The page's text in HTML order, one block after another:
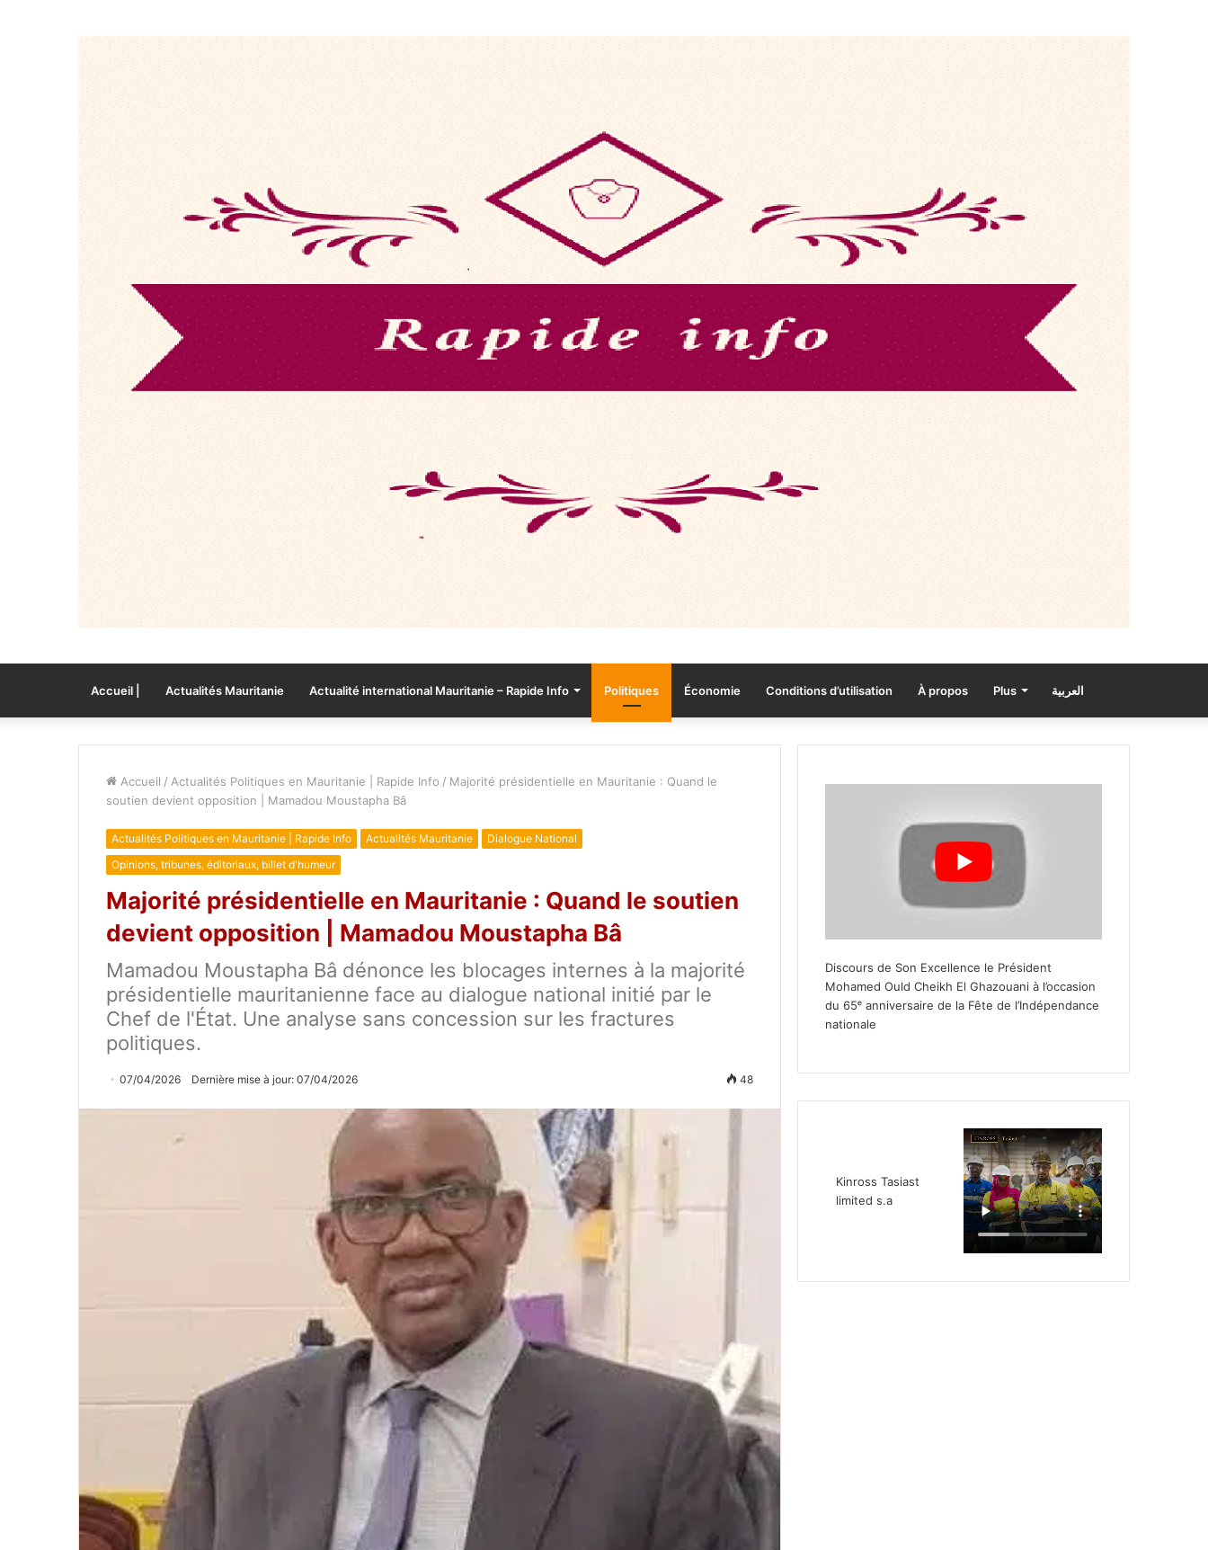
Accueil | Actualités Mauritanie Actualité international Mauritanie – Rapide Info Politiques Économie Conditions d’utilisation À propos Plus العربية
Accueil / Actualités Politiques en Mauritanie | Rapide Info / Majorité présidentielle en Mauritanie : Quand le
soutien devient opposition | Mamadou Moustapha Bâ
Actualités Politiques en Mauritanie | Rapide Info Actualités Mauritanie
Dialogue National
Opinions, tribunes, éditoriaux, billet d'humeur
Majorité présidentielle en Mauritanie : Quand le soutien
devient opposition | Mamadou Moustapha Bâ
Mamadou Moustapha Bâ dénonce les blocages internes à la majorité
présidentielle mauritanienne face au dialogue national initié par le
Chef de l'État. Une analyse sans concession sur les fractures
politiques.
07/04/2026 Dernière mise à jour: 07/04/2026 48
Discours de Son Excellence le Président
Mohamed Ould Cheikh El Ghazouani à l’occasion
du 65ᵉ anniversaire de la Fête de l’Indépendance
nationale
Kinross Tasiast
limited s.a